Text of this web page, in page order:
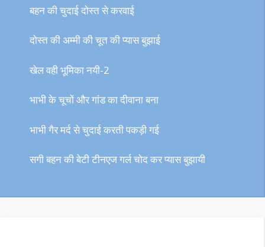
बहन की चुदाई दोस्त से करवाई
दोस्त की अम्मी की चूत की प्यास बुझाई
खेल वही भूमिका नयी-2
भाभी के चूचों और गांड का दीवाना बना
भाभी गैर मर्द से चुदाई करती पकड़ी गई
सगी बहन की बेटी टीनएज गर्ल चोद कर प्यास बुझायी